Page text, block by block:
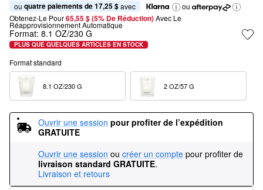
ou quatre paiements de 17,25 $ avec
ou
Obtenez-Le Pour65,55 $ (5% De Réduction) Avec Le
Réapprovisionnement Automatique
Format: 8.1 OZ/230 G
PLUS QUE QUELQUES ARTICLES EN STOCK
Format standard
Ouvrir une session pour profiter de l’expédition
GRATUITE
Ouvrir une session ou créer un compte pour profiter de
livraison standard GRATUITE.
Livraison et retours